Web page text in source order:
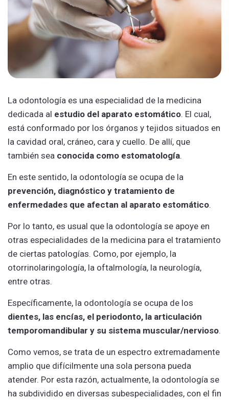
La odontología es una especialidad de la medicina
dedicada al estudio del aparato estomático. El cual,
está conformado por los órganos y tejidos situados en
la cavidad oral, cráneo, cara y cuello. De allí, que
también sea conocida como estomatología.
En este sentido, la odontología se ocupa de la
prevención, diagnóstico y tratamiento de
enfermedades que afectan al aparato estomático.
Por lo tanto, es usual que la odontología se apoye en
otras especialidades de la medicina para el tratamiento
de ciertas patologías. Como, por ejemplo, la
otorrinolaringología, la oftalmología, la neurología,
entre otras.
Específicamente, la odontología se ocupa de los
dientes, las encías, el periodonto, la articulación
temporomandibular y su sistema muscular/nervioso.
Como vemos, se trata de un espectro extremadamente
amplio que difícilmente una sola persona pueda
atender. Por esta razón, actualmente, la odontología se
ha subdividido en diversas subespecialidades, con el fin